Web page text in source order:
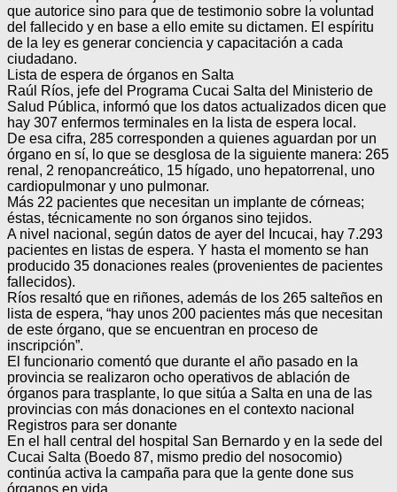
que autorice sino para que de testimonio sobre la voluntad
del fallecido y en base a ello emite su dictamen. El espíritu
de la ley es generar conciencia y capacitación a cada
ciudadano.
Lista de espera de órganos en Salta
Raúl Ríos, jefe del Programa Cucai Salta del Ministerio de
Salud Pública, informó que los datos actualizados dicen que
hay 307 enfermos terminales en la lista de espera local.
De esa cifra, 285 corresponden a quienes aguardan por un
órgano en sí, lo que se desglosa de la siguiente manera: 265
renal, 2 renopancreático, 15 hígado, uno hepatorrenal, uno
cardiopulmonar y uno pulmonar.
Más 22 pacientes que necesitan un implante de córneas;
éstas, técnicamente no son órganos sino tejidos.
A nivel nacional, según datos de ayer del Incucai, hay 7.293
pacientes en listas de espera. Y hasta el momento se han
producido 35 donaciones reales (provenientes de pacientes
fallecidos).
Ríos resaltó que en riñones, además de los 265 salteños en
lista de espera, “hay unos 200 pacientes más que necesitan
de este órgano, que se encuentran en proceso de
inscripción”.
El funcionario comentó que durante el año pasado en la
provincia se realizaron ocho operativos de ablación de
órganos para trasplante, lo que sitúa a Salta en una de las
provincias con más donaciones en el contexto nacional
Registros para ser donante
En el hall central del hospital San Bernardo y en la sede del
Cucai Salta (Boedo 87, mismo predio del nosocomio)
continúa activa la campaña para que la gente done sus
órganos en vida.